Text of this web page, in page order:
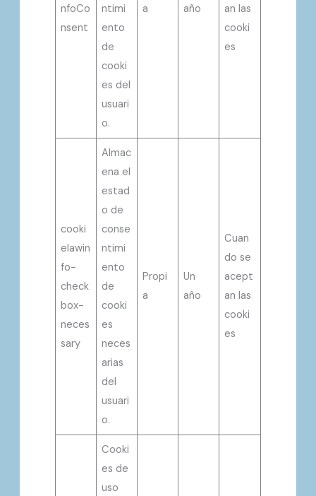
nfoCo
nsent
ntimi
ento
de
cooki
es del
usuari
o.
a
año
an las
cooki
es
cooki
elawin
fo-
check
box-
neces
sary
Almac
ena el
estad
o de
conse
ntimi
ento
de
cooki
es
neces
arias
del
usuari
o.
Propi
a
Un
año
Cuan
do se
acept
an las
cooki
es
Cooki
es de
uso